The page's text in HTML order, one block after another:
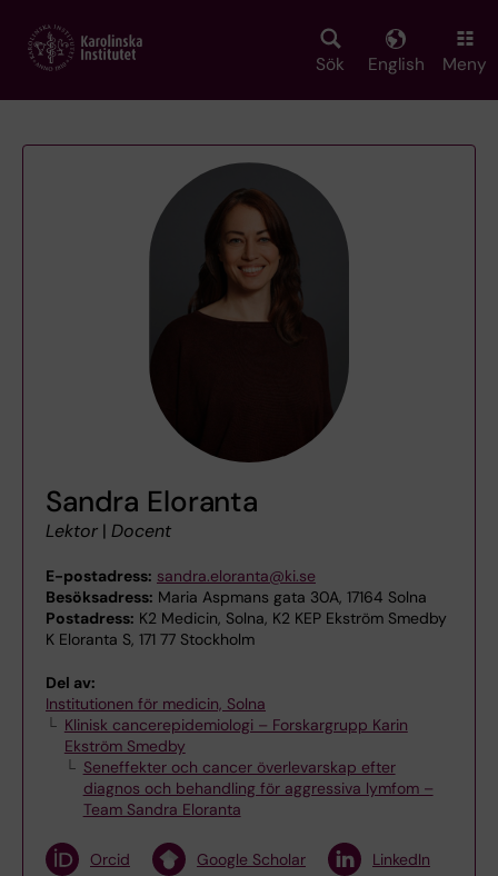
main
Sök English Meny
Sandra Eloranta
Lektor | Docent
E-postadress: sandra.eloranta@ki.se
Besöksadress: Maria Aspmans gata 30A, 17164 Solna
Postadress: K2 Medicin, Solna, K2 KEP Ekström Smedby
K Eloranta S, 171 77 Stockholm
Del av:
Institutionen för medicin, Solna
Klinisk cancerepidemiologi – Forskargrupp Karin
Ekström Smedby
Seneffekter och cancer överlevarskap efter
diagnos och behandling för aggressiva lymfom –
Team Sandra Eloranta
Orcid Google Scholar LinkedIn